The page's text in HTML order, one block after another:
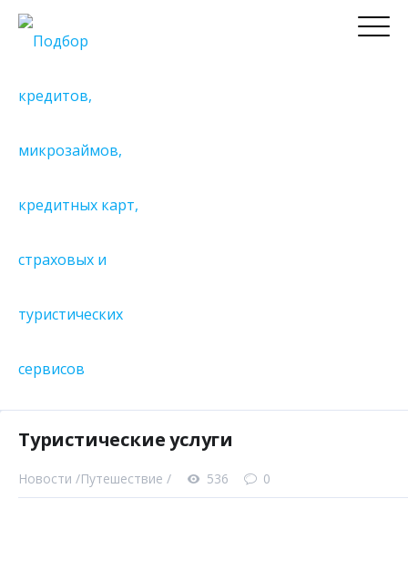
Туристические услуги
Новости /Путешествие / 536 0